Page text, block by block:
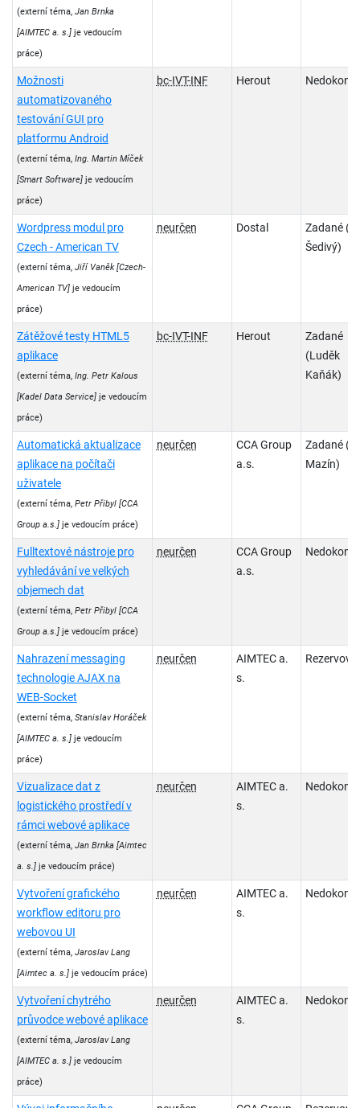
(externí téma, Jan Brnka
[AIMTEC a. s.]je vedoucím
práce)
Možnosti
automatizovaného
testování GUI pro
platformu Android
(externí téma, Ing. Martin Míček
[Smart Software]je vedoucím
práce)
bc-IVT-INF Herout
Wordpress modul pro
Czech - American TV
(externí téma, Jiří Vaněk [Czech-
American TV]je vedoucím
práce)
neurčen Dostal
Zadané
Šedivý)
Zátěžové testy HTML5
aplikace
(externí téma, Ing. Petr Kalous
[Kadel Data Service]je vedoucím
práce)
bc-IVT-INF Herout
Zadané
(Luděk
Kaňák)
Automatická aktualizace
aplikace na počítači
uživatele
(externí téma, Petr Přibyl [CCA
Group a.s.]je vedoucím práce)
neurčen
CCA Group
a.s.
Zadané
Mazín)
Fulltextové nástroje pro
vyhledávání ve velkých
objemech dat
(externí téma, Petr Přibyl [CCA
Group a.s.]je vedoucím práce)
neurčen
CCA Group
a.s.
Nahrazení messaging
technologie AJAX na
WEB-Socket
(externí téma, Stanislav Horáček
[AIMTEC a. s.]je vedoucím
práce)
neurčen
AIMTEC a.
s.
Vizualizace dat z
logistického prostředí v
rámci webové aplikace
(externí téma, Jan Brnka [Aimtec
a. s.]je vedoucím práce)
neurčen
AIMTEC a.
s.
Vytvoření grafického
workflow editoru pro
webovou UI
(externí téma, Jaroslav Lang
[Aimtec a. s.]je vedoucím práce)
neurčen
AIMTEC a.
s.
Vytvoření chytrého
průvodce webové aplikace
(externí téma, Jaroslav Lang
[AIMTEC a. s.]je vedoucím
práce)
neurčen
AIMTEC a.
s.